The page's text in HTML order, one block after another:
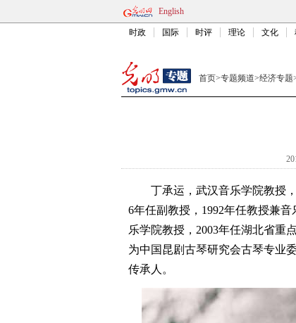
English
时政 国际 时评 理论 文化
首页>专题频道>经济专题
丁承运，武汉音乐学院教授，
6年任副教授，1992年任教授兼
乐学院教授，2003年任湖北省重
为中国昆剧古琴研究会古琴专业
传承人。